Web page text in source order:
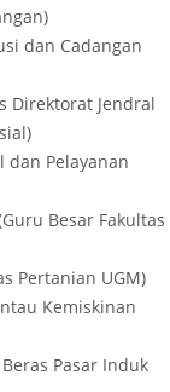
dan Cadangan
Direktorat Jendral
dan Pelayanan
Besar Fakultas
Pertanian UGM)
Kemiskinan
Pasar Induk